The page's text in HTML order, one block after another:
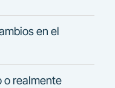
en el
o realmente